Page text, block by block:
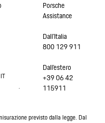
.
Porsche
Assistance
Dall’Italia
800 129 911
Dall’estero
+39 06 42
115911
previsto dalla legge. Dal